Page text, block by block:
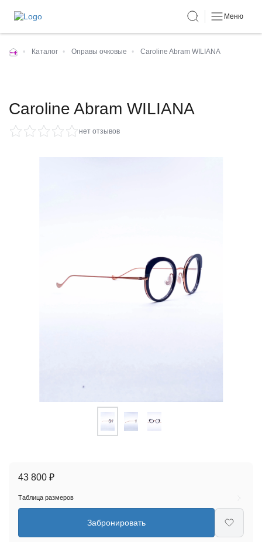
Меню
• Каталог • Оправы очковые • Caroline Abram WILIANA
Caroline Abram WILIANA
нет отзывов
43 800 ₽
Таблица размеров
Забронировать